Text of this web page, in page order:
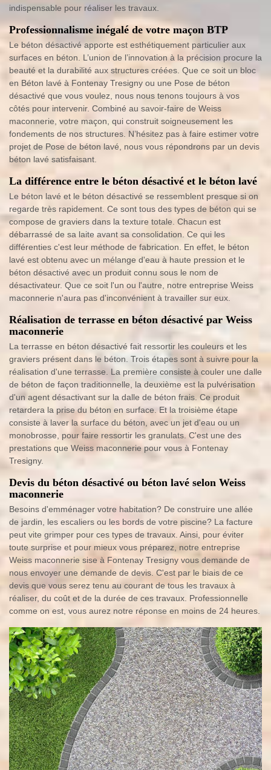
indispensable pour réaliser les travaux.
Professionnalisme inégalé de votre maçon BTP
Le béton désactivé apporte est esthétiquement particulier aux
surfaces en béton. L’union de l’innovation à la précision procure la
beauté et la durabilité aux structures créées. Que ce soit un bloc
en Béton lavé à Fontenay Tresigny ou une Pose de béton
désactivé que vous voulez, nous nous tenons toujours à vos
côtés pour intervenir. Combiné au savoir-faire de Weiss
maconnerie, votre maçon, qui construit soigneusement les
fondements de nos structures. N’hésitez pas à faire estimer votre
projet de Pose de béton lavé, nous vous répondrons par un devis
béton lavé satisfaisant.
La différence entre le béton désactivé et le béton lavé
Le béton lavé et le béton désactivé se ressemblent presque si on
regarde très rapidement. Ce sont tous des types de béton qui se
compose de graviers dans la texture totale. Chacun est
débarrassé de sa laite avant sa consolidation. Ce qui les
différenties c'est leur méthode de fabrication. En effet, le béton
lavé est obtenu avec un mélange d'eau à haute pression et le
béton désactivé avec un produit connu sous le nom de
désactivateur. Que ce soit l'un ou l'autre, notre entreprise Weiss
maconnerie n'aura pas d'inconvénient à travailler sur eux.
Réalisation de terrasse en béton désactivé par Weiss
maconnerie
La terrasse en béton désactivé fait ressortir les couleurs et les
graviers présent dans le béton. Trois étapes sont à suivre pour la
réalisation d'une terrasse. La première consiste à couler une dalle
de béton de façon traditionnelle, la deuxième est la pulvérisation
d'un agent désactivant sur la dalle de béton frais. Ce produit
retardera la prise du béton en surface. Et la troisième étape
consiste à laver la surface du béton, avec un jet d'eau ou un
monobrosse, pour faire ressortir les granulats. C'est une des
prestations que Weiss maconnerie pour vous à Fontenay
Tresigny.
Devis du béton désactivé ou béton lavé selon Weiss
maconnerie
Besoins d'emménager votre habitation? De construire une allée
de jardin, les escaliers ou les bords de votre piscine? La facture
peut vite grimper pour ces types de travaux. Ainsi, pour éviter
toute surprise et pour mieux vous préparez, notre entreprise
Weiss maconnerie sise à Fontenay Tresigny vous demande de
nous envoyer une demande de devis. C'est par le biais de ce
devis que vous serez tenu au courant de tous les travaux à
réaliser, du coût et de la durée de ces travaux. Professionnelle
comme on est, vous aurez notre réponse en moins de 24 heures.